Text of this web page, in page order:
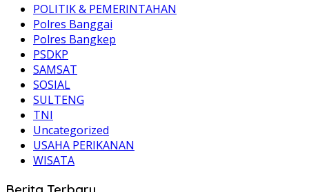
POLITIK & PEMERINTAHAN
Polres Banggai
Polres Bangkep
PSDKP
SAMSAT
SOSIAL
SULTENG
TNI
Uncategorized
USAHA PERIKANAN
WISATA